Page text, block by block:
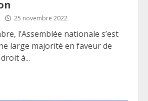
25 novembre 2022
l’Assemblée nationale s’est
large majorité en faveur de
à...